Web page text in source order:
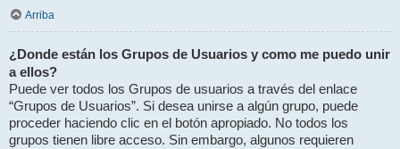
Arriba
¿Donde están los Grupos de Usuarios y como me puedo unir
a ellos?
Puede ver todos los Grupos de usuarios a través del enlace
“Grupos de Usuarios”. Si desea unirse a algún grupo, puede
proceder haciendo clic en el botón apropiado. No todos los
grupos tienen libre acceso. Sin embargo, algunos requieren